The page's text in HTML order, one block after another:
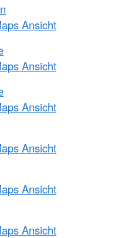
Ansicht
Ansicht
Ansicht
Ansicht
Ansicht
Ansicht